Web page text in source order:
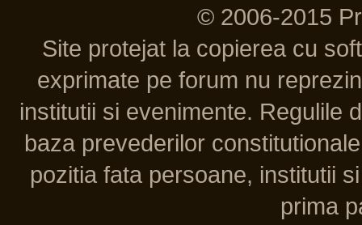
© 2006-2015
Site protejat la copierea cu
exprimate pe forum nu
institutii si evenimente. Regulile
baza prevederilor
pozitia fata persoane, institutii
prima